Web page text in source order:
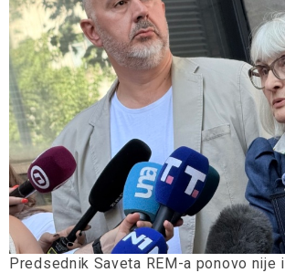
Predsednik Saveta REM-a ponovo nije